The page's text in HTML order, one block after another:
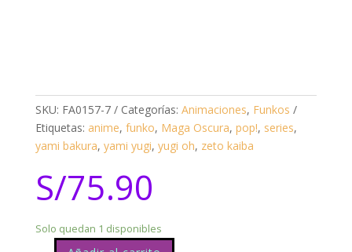
SKU: FA0157-7 Categorías: Animaciones, Funkos
Etiquetas: anime, funko, Maga Oscura, pop!, series,
yami bakura, yami yugi, yugi oh, zeto kaiba
S/75.90
Solo quedan 1 disponibles